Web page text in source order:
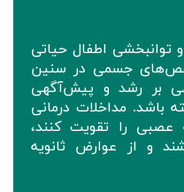
توانبخشی اطفال حیاتی
جسمی در سنین
بر رشد و پیش‌آگهی
باشد. مداخلات درمانی
عصبی را تقویت کنند،
و از عوارض ثانویه